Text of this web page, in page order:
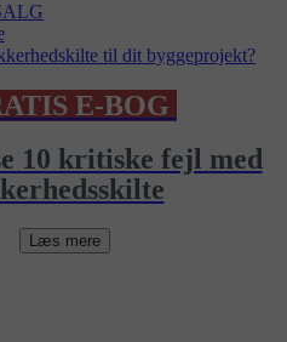
E-BOG
10 kritiske fejl med
Læs mere